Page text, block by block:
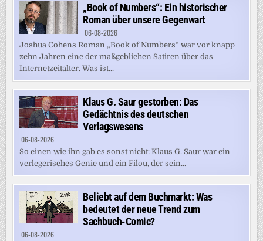
„Book of Numbers“: Ein historischer
Roman über unsere Gegenwart
06-08-2026
Joshua Cohens Roman „Book of Numbers“ war vor knapp
zehn Jahren eine der maßgeblichen Satiren über das
Internetzeitalter. Was ist...
Klaus G. Saur gestorben: Das
Gedächtnis des deutschen
Verlagswesens
06-08-2026
So einen wie ihn gab es sonst nicht: Klaus G. Saur war ein
verlegerisches Genie und ein Filou, der sein...
Beliebt auf dem Buchmarkt: Was
bedeutet der neue Trend zum
Sachbuch-Comic?
06-08-2026